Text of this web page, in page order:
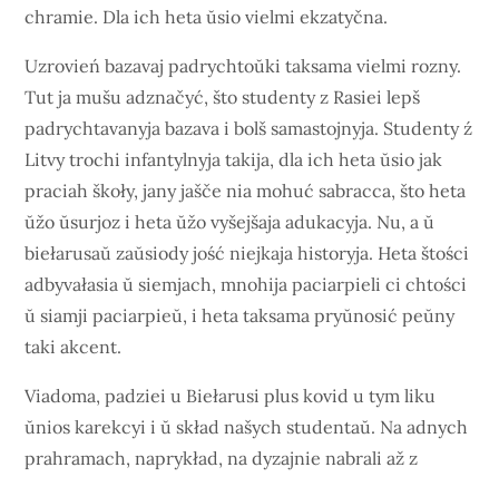
chramie. Dla ich heta ŭsio vielmi ekzatyčna.
Uzrovień bazavaj padrychtoŭki taksama vielmi rozny.
Tut ja mušu adznačyć, što studenty z Rasiei lepš
padrychtavanyja bazava i bolš samastojnyja. Studenty ź
Litvy trochi infantylnyja takija, dla ich heta ŭsio jak
praciah škoły, jany jašče nia mohuć sabracca, što heta
ŭžo ŭsurjoz i heta ŭžo vyšejšaja adukacyja. Nu, a ŭ
biełarusaŭ zaŭsiody jość niejkaja historyja. Heta štości
adbyvałasia ŭ siemjach, mnohija paciarpieli ci chtości
ŭ siamji paciarpieŭ, i heta taksama pryŭnosić peŭny
taki akcent.
Viadoma, padziei u Biełarusi plus kovid u tym liku
ŭnios karekcyi i ŭ skład našych studentaŭ. Na adnych
prahramach, naprykład, na dyzajnie nabrali až z